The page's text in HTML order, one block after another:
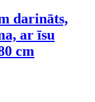
darināts,
ar īsu
cm